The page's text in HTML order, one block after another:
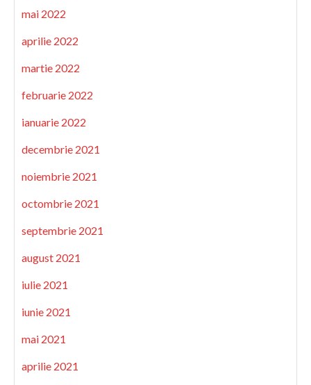
mai 2022
aprilie 2022
martie 2022
februarie 2022
ianuarie 2022
decembrie 2021
noiembrie 2021
octombrie 2021
septembrie 2021
august 2021
iulie 2021
iunie 2021
mai 2021
aprilie 2021